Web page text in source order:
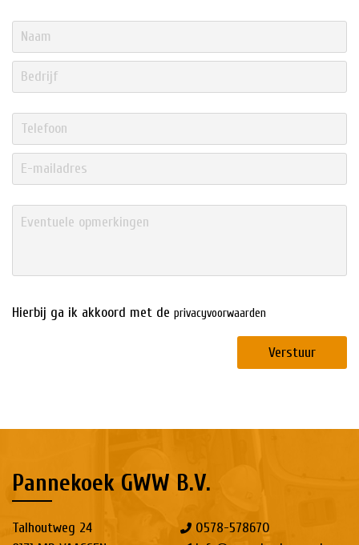
Hierbij ga ik akkoord met de privacyvoorwaarden
Verstuur
Pannekoek GWW B.V.
Talhoutweg 24
0578-578670